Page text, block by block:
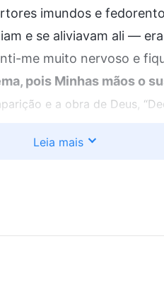
imundos e
e se aliviavam ali —
me muito nervoso e
pois Minhas mãos o
e a obra de Deus,
começou uma
a polícia me interrogava
usar táticas menos
Li, veio me
de Segurança
Leia mais